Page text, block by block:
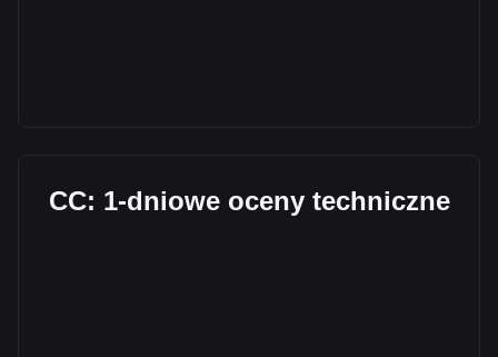
CC: 1-dniowe oceny techniczne